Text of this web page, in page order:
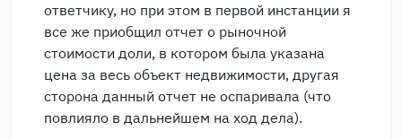
ответчику, но при этом в первой инстанции я
все же приобщил отчет о рыночной
стоимости доли, в котором была указана
цена за весь объект недвижимости, другая
сторона данный отчет не оспаривала (что
повлияло в дальнейшем на ход дела).